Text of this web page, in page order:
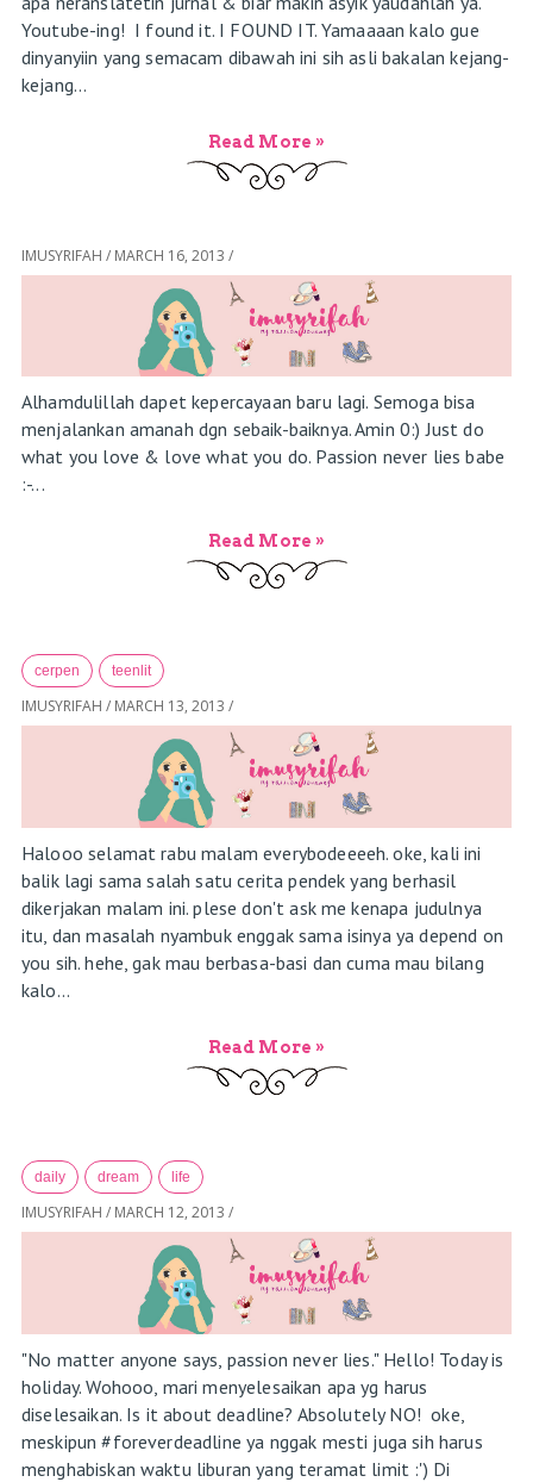
Youtube-ing! I found it. I FOUND IT. Yamaaaan kalo gue
dinyanyiin yang semacam dibawah ini sih asli bakalan kejang-
kejang...
Read More »
IMUSYRIFAH / MARCH 16, 2013 /
Alhamdulillah dapet kepercayaan baru lagi. Semoga bisa
menjalankan amanah dgn sebaik-baiknya. Amin 0:) Just do
what you love & love what you do. Passion never lies babe
:-...
Read More »
cerpen teenlit
IMUSYRIFAH / MARCH 13, 2013 /
Halooo selamat rabu malam everybodeeeeh. oke, kali ini
balik lagi sama salah satu cerita pendek yang berhasil
dikerjakan malam ini. plese don't ask me kenapa judulnya
itu, dan masalah nyambuk enggak sama isinya ya depend on
you sih. hehe, gak mau berbasa-basi dan cuma mau bilang
kalo...
Read More »
daily dream life
IMUSYRIFAH / MARCH 12, 2013 /
"No matter anyone says, passion never lies." Hello! Today is
holiday. Wohooo, mari menyelesaikan apa yg harus
diselesaikan. Is it about deadline? Absolutely NO! oke,
meskipun #foreverdeadline ya nggak mesti juga sih harus
menghabiskan waktu liburan yang teramat limit :') Di